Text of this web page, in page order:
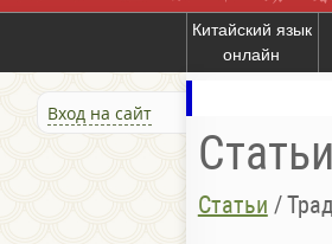
Китайский язык
онлайн
Вход на сайт
Статьи
Статьи /